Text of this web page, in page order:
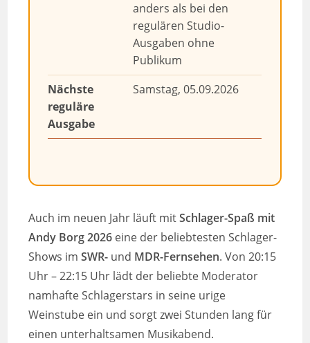
anders als bei den
regulären Studio-
Ausgaben ohne
Publikum
Nächste
reguläre
Ausgabe
Samstag, 05.09.2026
Auch im neuen Jahr läuft mitSchlager-Spaß mit
Andy Borg2026 eine der beliebtesten Schlager-
Shows imSWR- und MDR-Fernsehen. Von 20:15
Uhr – 22:15 Uhr lädt der beliebte Moderator
namhafte Schlagerstars in seine urige
Weinstube ein und sorgt zwei Stunden lang für
einen unterhaltsamen Musikabend.